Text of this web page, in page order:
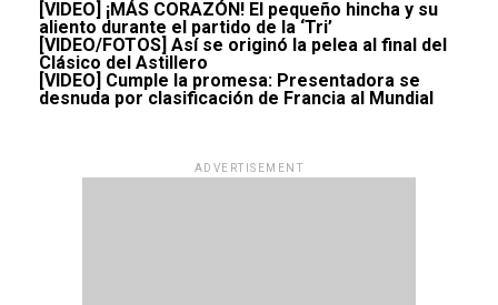
[VIDEO] ¡MÁS CORAZÓN! El pequeño hincha y su
aliento durante el partido de la ‘Tri’
[VIDEO/FOTOS] Así se originó la pelea al final del
Clásico del Astillero
[VIDEO] Cumple la promesa: Presentadora se
desnuda por clasificación de Francia al Mundial
ADVERTISEMENT